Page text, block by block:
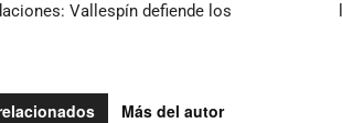
Vallespín defiende los
Más del autor